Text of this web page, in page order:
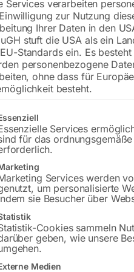
Beschreibung
Services verarbeiten
zur Nutzung
Ihrer Daten in den
stuft die USA als ein
Standards ein. Es
personenbezogene
ohne dass für
besteht.
eine Liste der Service-
Services
für das
Services werden
um personalisierte
sie Besucher über
Cookies sammeln
geben, wie unsere
Medien